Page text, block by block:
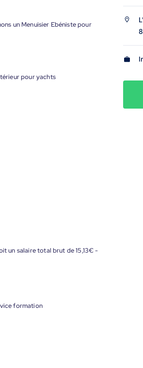
un Menuisier Ebéniste pour
pour yachts
un salaire total brut de 15,13€ -
formation